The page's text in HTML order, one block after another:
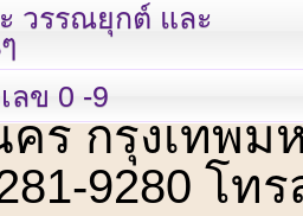
วรรณยุกต์ และ
ลข 0 -9
ชั้น 2 ถนนวิ
ร กรุงเทพม
9280 โท